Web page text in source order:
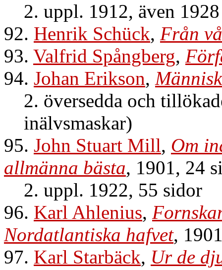
2. uppl. 1912, även 1928
92. Henrik Schück, Från
93. Valfrid Spångberg,
94. Johan Erikson,
2. översedda och
inälvsmaskar)
95. John Stuart Mill, Om
allmänna bästa, 1901, 24
2. uppl. 1922, 55 sidor
96. Karl Ahlenius,
Nordatlantiska hafvet,
97. Karl Starbäck, Ur de